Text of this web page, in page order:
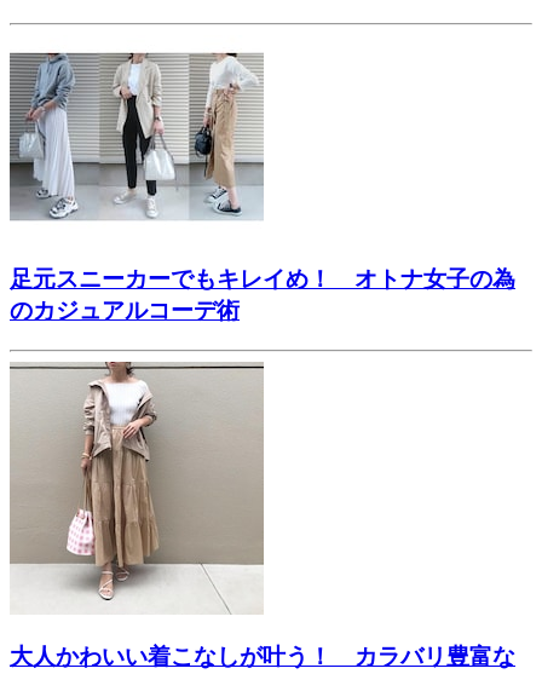
足元スニーカーでもキレイめ！ オトナ女子の為
のカジュアルコーデ術
大人かわいい着こなしが叶う！ カラバリ豊富な